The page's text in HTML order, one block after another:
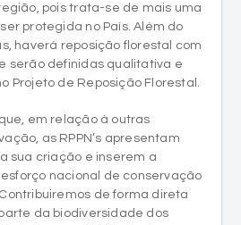
serão definidas qualitativa e
Projeto de Reposição Florestal.
em relação à outras
as RPPN’s apresentam
nacional de conservação
de forma direta
da biodiversidade dos
ainda a possibilidade de
privadas e públicas na
da unidade”, explica.